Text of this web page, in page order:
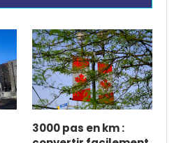
3000 pas en km :